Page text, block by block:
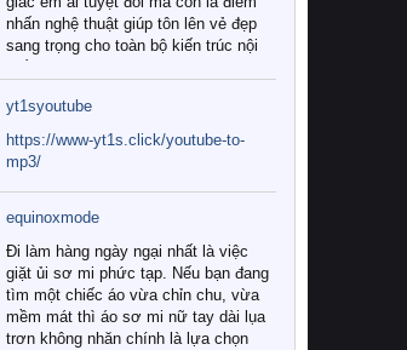
nhấn nghệ thuật giúp tôn lên vẻ đẹp
sang trọng cho toàn bộ kiến trúc nội
Tuy nhiên, giữa thị trường đa dạng
với vô vàn thương hiệu và mẫu mã
như hiện nay, làm thế nào để chọn
được những bộ chăn ga gối đệm cao
cấp thực sự chất lượng, phù hợp với
khí hậu và nhu cầu sử dụng của gia
đình? Hãy cùng chúng tôi đi tìm lời
giải đáp chi tiết qua bài viết dưới đây.
1. Tại sao các gia đình hiện đại lại ưa
chuộng chăn ga gối đệm cao cấp?
yt1syoutube
https://www-yt1s.click/youtube-to-
mp3/
equinoxmode
Đi làm hàng ngày ngại nhất là việc
giặt ủi sơ mi phức tạp. Nếu bạn đang
tìm một chiếc áo vừa chỉn chu, vừa
mềm mát thì áo sơ mi nữ tay dài lụa
trơn không nhăn chính là lựa chọn